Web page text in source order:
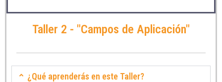
Taller 2 - "Campos de Aplicación"
¿Qué aprenderás en este Taller?